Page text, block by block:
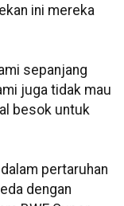
ini mereka
sepanjang
juga tidak mau
besok untuk
pertaruhan
dengan